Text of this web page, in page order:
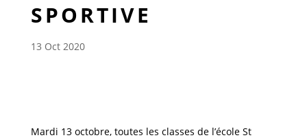
SPORTIVE
13 Oct 2020
Mardi 13 octobre, toutes les classes de l’école St